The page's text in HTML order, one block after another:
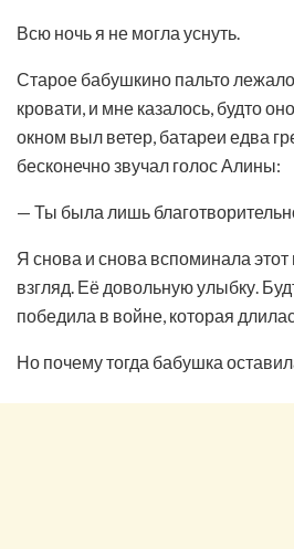
Всю ночь я не могла уснуть.
Старое бабушкино пальто
кровати, и мне казалось, будто
окном выл ветер, батареи едва
бесконечно звучал голос Алины:
— Ты была лишь
Я снова и снова вспоминала
взгляд. Её довольную улыбку.
победила в войне, которая
Но почему тогда бабушка